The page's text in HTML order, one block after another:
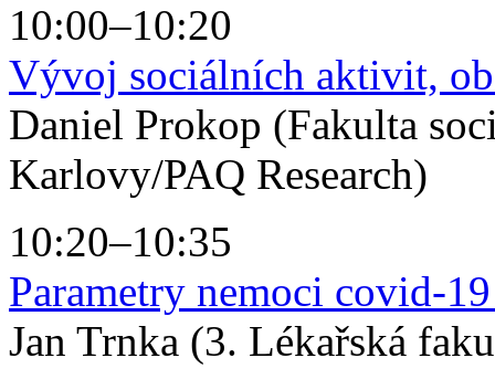
10:00–10:20
Vývoj sociálních aktivit,
Daniel Prokop (Fakulta
Karlovy/PAQ Research)
10:20–10:35
Parametry nemoci covid-
Jan Trnka (3. Lékařská